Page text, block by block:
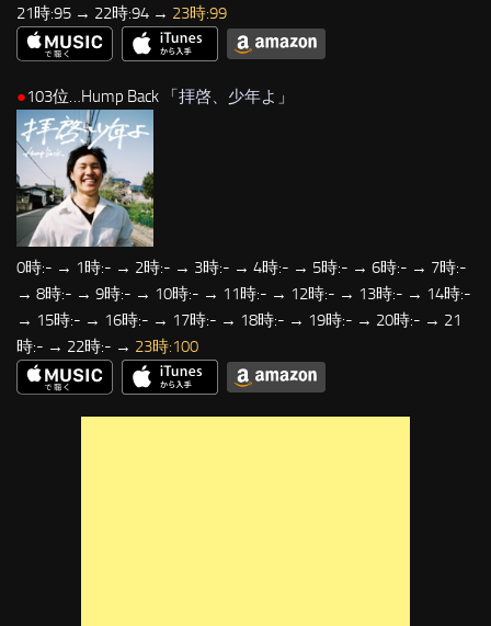
21時:95 → 22時:94 → 23時:99
●103位…Hump Back 「拝啓、少年よ 」
0時:- → 1時:- → 2時:- → 3時:- → 4時:- → 5時:- → 6時:- → 7時:-
→ 8時:- → 9時:- → 10時:- → 11時:- → 12時:- → 13時:- → 14時:-
→ 15時:- → 16時:- → 17時:- → 18時:- → 19時:- → 20時:- → 21
時:- → 22時:- → 23時:100